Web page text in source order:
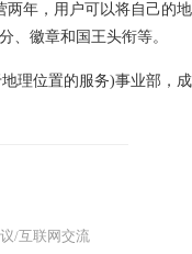
年，用户可以将自己的
、徽章和国王头衔等。
位置的服务)事业部，
/互联网交流